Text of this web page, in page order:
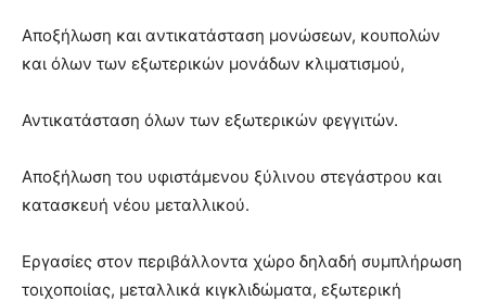
Αποξήλωση και αντικατάσταση μονώσεων, κουπολών
και όλων των εξωτερικών μονάδων κλιματισμού,
Αντικατάσταση όλων των εξωτερικών φεγγιτών.
Αποξήλωση του υφιστάμενου ξύλινου στεγάστρου και
κατασκευή νέου μεταλλικού.
Εργασίες στον περιβάλλοντα χώρο δηλαδή συμπλήρωση
τοιχοποιίας, μεταλλικά κιγκλιδώματα, εξωτερική